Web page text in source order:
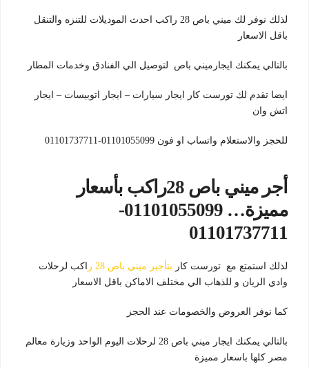
لذلك نوفر لك ميني باص 28 راكب احدث الموديلات للتنزه والتنقل
باقل الاسعار
بالتالي يمكنك ايجارميني باص لتوصيل الي الفنادق وخدمات المطار
ايضا تقدم لك تورست كار ايجار سيارات – ايجار اتوبيسات – ايجار
اتش وان
للحجز والاستعلام واتساب او فون 01101055099-01101737711
أجر ميني باص 28راكب بأسعار
مميزة… 01101055099-
01101737711
لذلك استمتع مع تورست كار بتأجير ميني باص 28 ر
اكب لرحلات
وادي الريان و للذهاب الي مختلف الاماكن باقل الاسعار
كما نوفر العروض والخصومات عند الحجز
بالتالي يمكنك ايجار ميني باص 28 لرحلات اليوم الواحد وزيارة معالم
مصر كلها باسعار مميزة